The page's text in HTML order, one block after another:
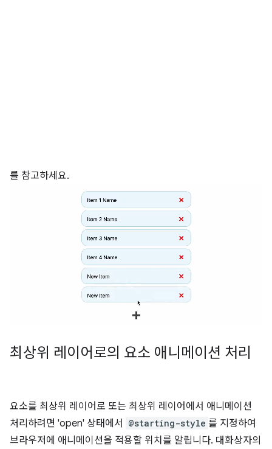
를 참고하세요.
최상위 레이어로의 요소 애니메이션 처리
요소를 최상위 레이어로 또는 최상위 레이어에서 애니메이션
처리하려면 'open' 상태에서
@starting-style 를 지정하여
브라우저에 애니메이션을 적용할 위치를 알립니다. 대화상자의